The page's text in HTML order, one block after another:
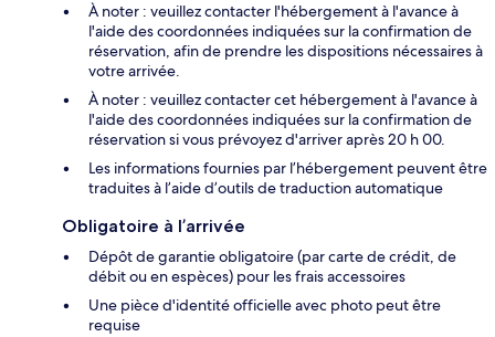
À noter : veuillez contacter l'hébergement à l'avance à
l'aide des coordonnées indiquées sur la confirmation de
réservation, afin de prendre les dispositions nécessaires à
votre arrivée.
À noter : veuillez contacter cet hébergement à l'avance à
l'aide des coordonnées indiquées sur la confirmation de
réservation si vous prévoyez d'arriver après 20 h 00.
Les informations fournies par l’hébergement peuvent être
traduites à l’aide d’outils de traduction automatique
Obligatoire à l’arrivée
Dépôt de garantie obligatoire (par carte de crédit, de
débit ou en espèces) pour les frais accessoires
Une pièce d'identité officielle avec photo peut être
requise